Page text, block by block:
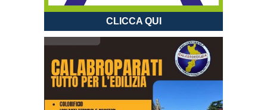
CLICCA QUI